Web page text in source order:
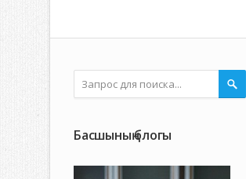
Басшының блогы